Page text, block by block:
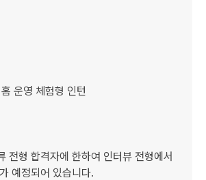
운영 체험형 인턴
전형 합격자에 한하여 인터뷰 전형에서
예정되어 있습니다.